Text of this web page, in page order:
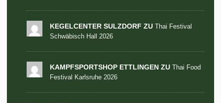
KEGELCENTER SULZDORF ZU Thai Festival
Schwäbisch Hall 2026
KAMPFSPORTSHOP ETTLINGEN ZU Thai Food
Festival Karlsruhe 2026